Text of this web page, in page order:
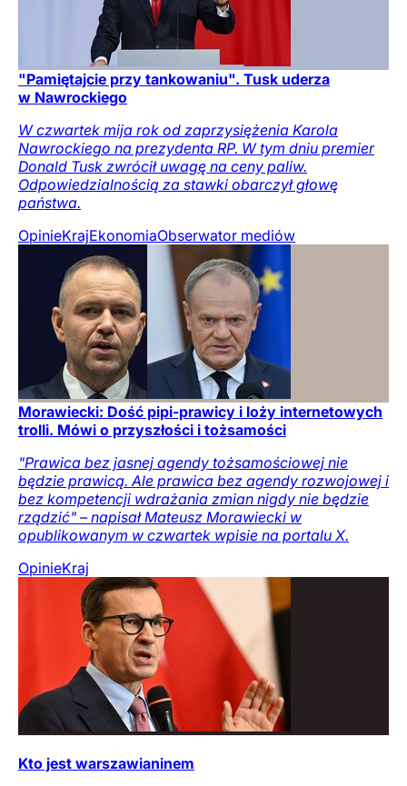
"Pamiętajcie przy tankowaniu". Tusk uderza
w Nawrockiego
W czwartek mija rok od zaprzysiężenia Karola
Nawrockiego na prezydenta RP. W tym dniu premier
Donald Tusk zwrócił uwagę na ceny paliw.
Odpowiedzialnością za stawki obarczył głowę
państwa.
OpinieKrajEkonomiaObserwator mediów
Morawiecki: Dość pipi-prawicy i loży internetowych
trolli. Mówi o przyszłości i tożsamości
"Prawica bez jasnej agendy tożsamościowej nie
będzie prawicą. Ale prawica bez agendy rozwojowej i
bez kompetencji wdrażania zmian nigdy nie będzie
rządzić" – napisał Mateusz Morawiecki w
opublikowanym w czwartek wpisie na portalu X.
OpinieKraj
Kto jest warszawianinem